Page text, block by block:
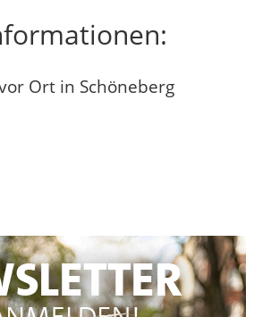
Ort in Schöneberg